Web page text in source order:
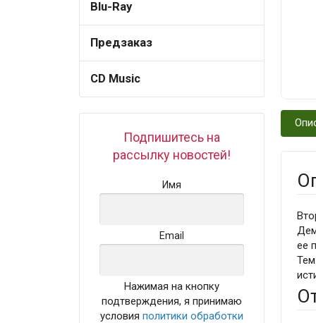
Blu-Ray
Предзаказ
CD Music
Подпишитесь на
рассылку новостей!
Имя
Email
Нажимая на кнопку
подтверждения, я принимаю
условияполитики обработки
ее